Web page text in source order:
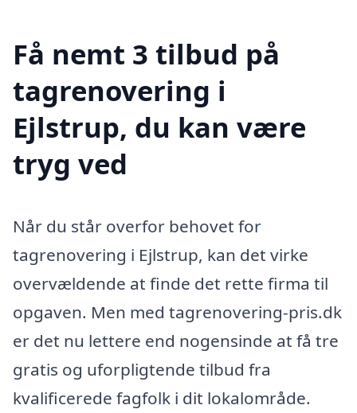
Få nemt 3 tilbud på
tagrenovering i
Ejlstrup, du kan være
tryg ved
Når du står overfor behovet for
tagrenovering i Ejlstrup, kan det virke
overvældende at finde det rette firma til
opgaven. Men med tagrenovering-pris.dk
er det nu lettere end nogensinde at få tre
gratis og uforpligtende tilbud fra
kvalificerede fagfolk i dit lokalområde.